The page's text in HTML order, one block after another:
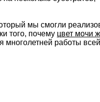
мы смогли
того, почему цвет мочи
многолетней работы